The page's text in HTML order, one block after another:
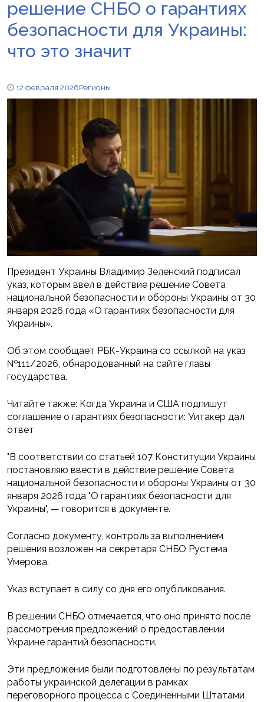
решение СНБО о гарантиях
безопасности для Украины:
что это значит
12 февраля 2026Регионы
Президент Украины Владимир Зеленский подписал
указ, которым ввел в действие решение Совета
национальной безопасности и обороны Украины от 30
января 2026 года «О гарантиях безопасности для
Украины».
Об этом сообщает РБК-Украина со ссылкой на указ
№111/2026, обнародованный на сайте главы
государства.
Читайте также: Когда Украина и США подпишут
соглашение о гарантиях безопасности: Уитакер дал
ответ
"В соответствии со статьей 107 Конституции Украины
постановляю ввести в действие решение Совета
национальной безопасности и обороны Украины от 30
января 2026 года "О гарантиях безопасности для
Украины", — говорится в документе.
Согласно документу, контроль за выполнением
решения возложен на секретаря СНБО Рустема
Умерова.
Указ вступает в силу со дня его опубликования.
В решении СНБО отмечается, что оно принято после
рассмотрения предложений о предоставлении
Украине гарантий безопасности.
Эти предложения были подготовлены по результатам
работы украинской делегации в рамках
переговорного процесса с Соединенными Штатами